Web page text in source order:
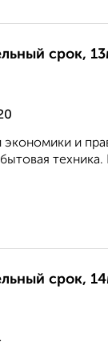
срок,
и
срок,